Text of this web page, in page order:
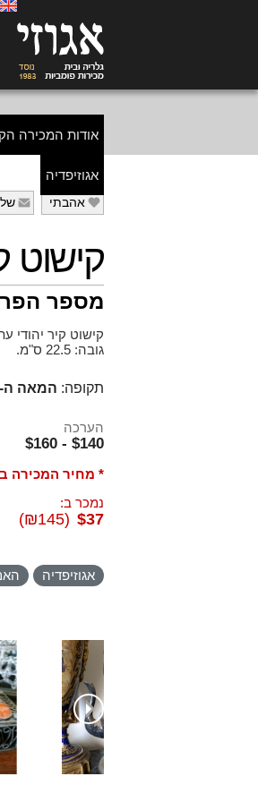
אודות המכירה
אגוזיפדיה
e אהבתי f
קישוט
מספר
קישוט קיר יהודי
גובה: 22.5 ס"מ.
תקופה: המאה ה-19 (1800-1900)
הערכה
$140 - $160
* מחיר המכירה
נמכר ב:
$37
(₪145)
אגוזיפדיה